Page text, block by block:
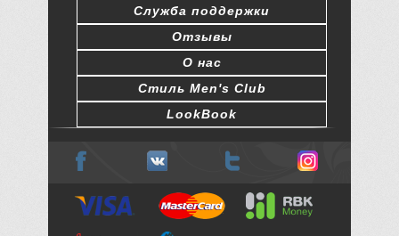
Служба поддержки
Отзывы
О нас
Стиль Men's Club
LookBook